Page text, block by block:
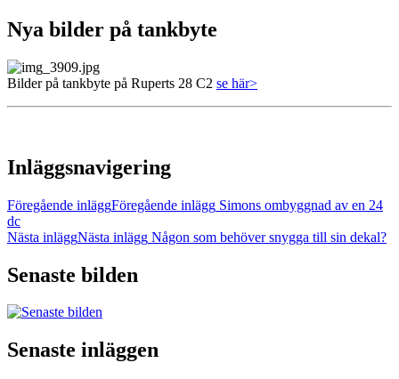
Nya bilder på tankbyte
Bilder på tankbyte på Ruperts 28 C2 se här>
Inläggsnavigering
Föregående inläggFöregående inlägg Simons ombyggnad av en 24
dc
Nästa inläggNästa inlägg Någon som behöver snygga till sin dekal?
Senaste bilden
Senaste inläggen